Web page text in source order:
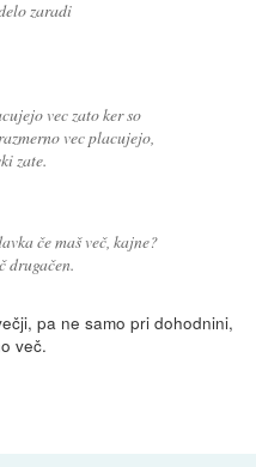
zaradi
vec zato ker so
vec placujejo,
zate.
če maš več, kajne?
drugačen.
pa ne samo pri dohodnini,
več.